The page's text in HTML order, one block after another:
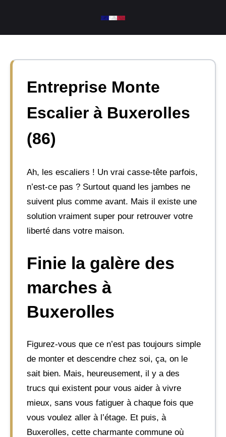
contenu
Entreprise Monte
Escalier à Buxerolles
(86)
Ah, les escaliers ! Un vrai casse-tête parfois,
n’est-ce pas ? Surtout quand les jambes ne
suivent plus comme avant. Mais il existe une
solution vraiment super pour retrouver votre
liberté dans votre maison.
Finie la galère des
marches à
Buxerolles
Figurez-vous que ce n’est pas toujours simple
de monter et descendre chez soi, ça, on le
sait bien. Mais, heureusement, il y a des
trucs qui existent pour vous aider à vivre
mieux, sans vous fatiguer à chaque fois que
vous voulez aller à l’étage. Et puis, à
Buxerolles, cette charmante commune où